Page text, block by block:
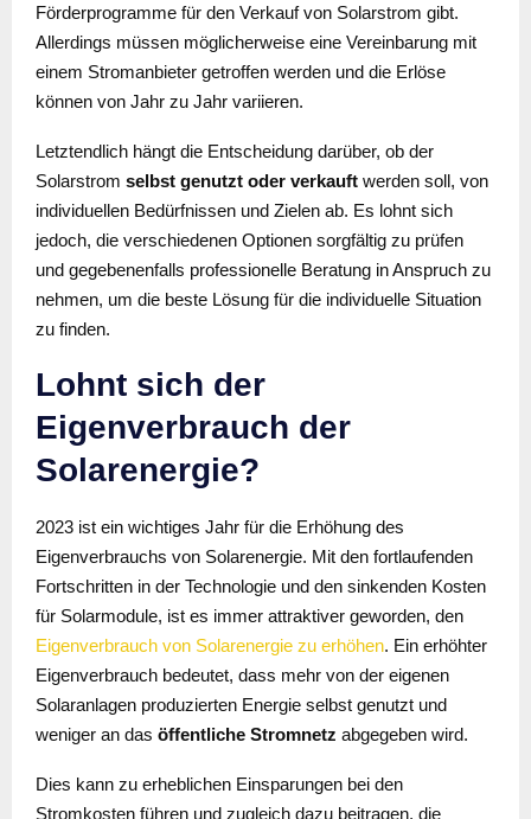
Förderprogramme für den Verkauf von Solarstrom gibt.
Allerdings müssen möglicherweise eine Vereinbarung mit
einem Stromanbieter getroffen werden und die Erlöse
können von Jahr zu Jahr variieren.
Letztendlich hängt die Entscheidung darüber, ob der
Solarstrom selbst genutzt oder verkauft werden soll, von
individuellen Bedürfnissen und Zielen ab. Es lohnt sich
jedoch, die verschiedenen Optionen sorgfältig zu prüfen
und gegebenenfalls professionelle Beratung in Anspruch zu
nehmen, um die beste Lösung für die individuelle Situation
zu finden.
Lohnt sich der
Eigenverbrauch der
Solarenergie?
2023 ist ein wichtiges Jahr für die Erhöhung des
Eigenverbrauchs von Solarenergie. Mit den fortlaufenden
Fortschritten in der Technologie und den sinkenden Kosten
für Solarmodule, ist es immer attraktiver geworden, den
Eigenverbrauch von Solarenergie zu erhöhen. Ein erhöhter
Eigenverbrauch bedeutet, dass mehr von der eigenen
Solaranlagen produzierten Energie selbst genutzt und
weniger an das öffentliche Stromnetz abgegeben wird.
Dies kann zu erheblichen Einsparungen bei den
Stromkosten führen und zugleich dazu beitragen, die